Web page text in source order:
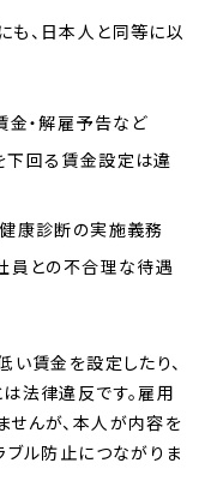
、日本人と同等に以
金・解雇予告など
下回る賃金設定は違
健康診断の実施義務
員との不合理な待遇
い賃金を設定したり、
法律違反です。雇用
んが、本人が内容を
ブル防止につながりま